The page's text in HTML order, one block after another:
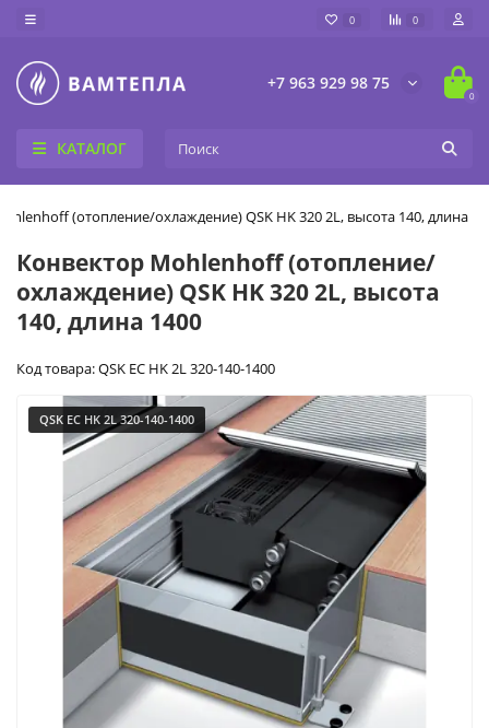
0 0
+7 963 929 98 75
0
КАТАЛОГ
(отопление/охлаждение) QSK HK 320 2L, высота 140, длина
Конвектор Mohlenhoff (отопление/
охлаждение) QSK HK 320 2L, высота
140, длина 1400
Код товара: QSK EC HK 2L 320-140-1400
QSK EC HK 2L 320-140-1400